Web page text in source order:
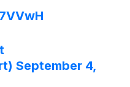
September 4,